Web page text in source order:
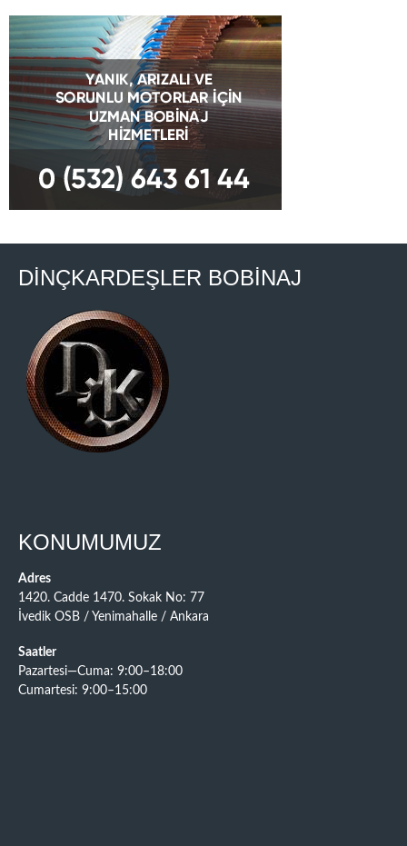
DİNÇKARDEŞLER BOBİNAJ
KONUMUMUZ
Adres
1420. Cadde 1470. Sokak No: 77
İvedik OSB / Yenimahalle / Ankara
Saatler
Pazartesi—Cuma: 9:00–18:00
Cumartesi: 9:00–15:00